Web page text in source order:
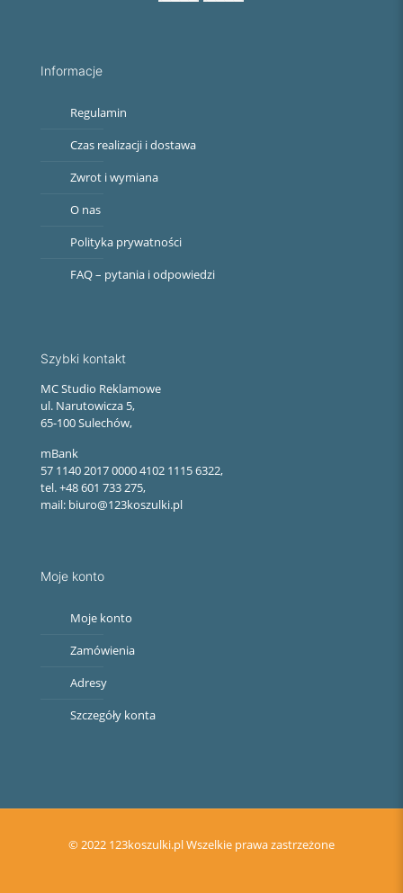
Informacje
Regulamin
Czas realizacji i dostawa
Zwrot i wymiana
O nas
Polityka prywatności
FAQ – pytania i odpowiedzi
Szybki kontakt
MC Studio Reklamowe
ul. Narutowicza 5,
65-100 Sulechów,
mBank
57 1140 2017 0000 4102 1115 6322,
tel. +48 601 733 275,
mail: biuro@123koszulki.pl
Moje konto
Moje konto
Zamówienia
Adresy
Szczegóły konta
© 2022 123koszulki.pl Wszelkie prawa zastrzeżone